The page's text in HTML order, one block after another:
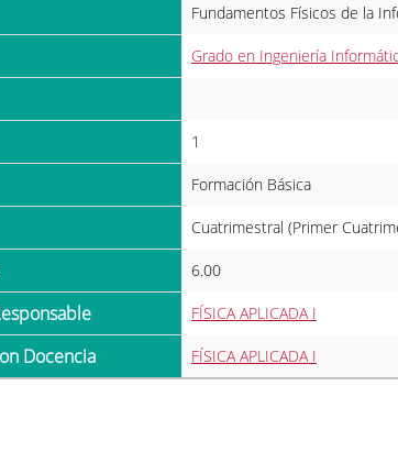
Fundamentos Físicos de la
Grado en Ingeniería
1
Formación Básica
Cuatrimestral (Primer
6.00
FÍSICA APLICADA I
Docencia FÍSICA APLICADA I